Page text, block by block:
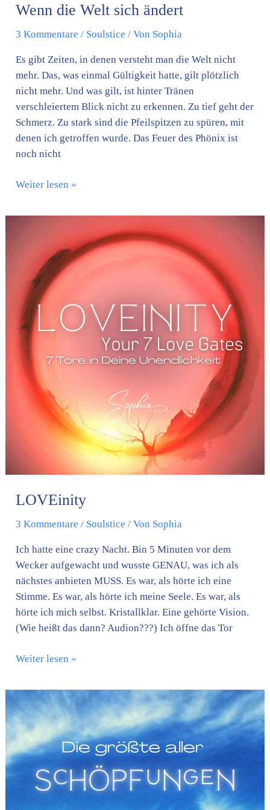
Wenn die Welt sich ändert
3 Kommentare / Soulstice / Von Sophia
Es gibt Zeiten, in denen versteht man die Welt nicht
mehr. Das, was einmal Gültigkeit hatte, gilt plötzlich
nicht mehr. Und was gilt, ist hinter Tränen
verschleiertem Blick nicht zu erkennen. Zu tief geht der
Schmerz. Zu stark sind die Pfeilspitzen zu spüren, mit
denen ich getroffen wurde. Das Feuer des Phönix ist
noch nicht
Weiter lesen »
LOVEinity
3 Kommentare / Soulstice / Von Sophia
Ich hatte eine crazy Nacht. Bin 5 Minuten vor dem
Wecker aufgewacht und wusste GENAU, was ich als
nächstes anbieten MUSS. Es war, als hörte ich eine
Stimme. Es war, als hörte ich meine Seele. Es war, als
hörte ich mich selbst. Kristallklar. Eine gehörte Vision.
(Wie heißt das dann? Audion???) Ich öffne das Tor
Weiter lesen »
Die
größte
aller
Schöpfungen